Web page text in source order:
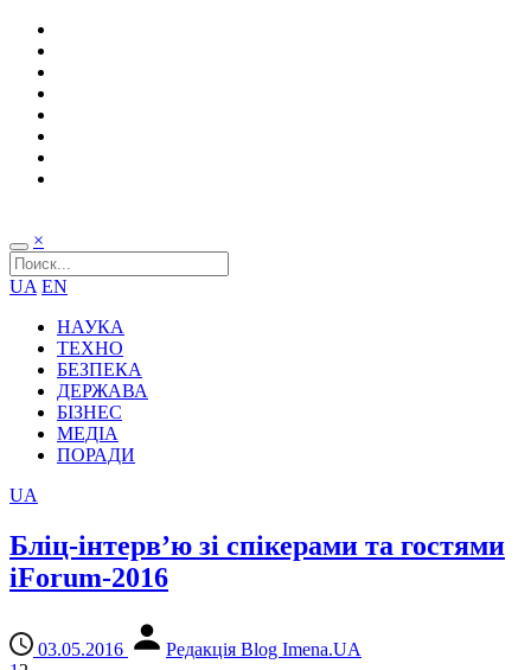
×
UA EN
НАУКА
ТЕХНО
БЕЗПЕКА
ДЕРЖАВА
БІЗНЕС
МЕДІА
ПОРАДИ
UA
Бліц-інтерв’ю зі спікерами та гостями
iForum-2016
03.05.2016
Редакція Blog Imena.UA